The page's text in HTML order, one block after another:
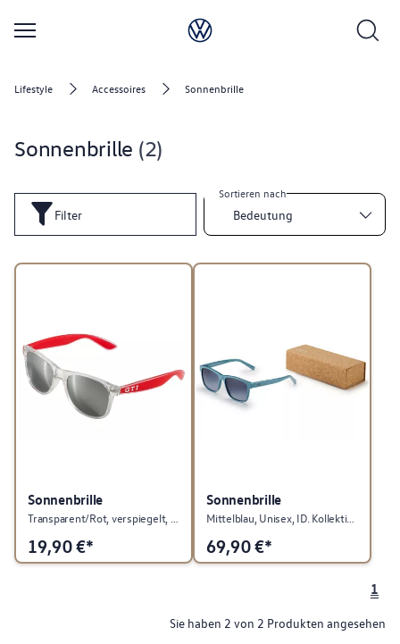
Lifestyle Accessoires Sonnenbrille
Sonnenbrille 2
Filter
Sortieren nach
Bedeutung
Sonnenbrille
Transparent/Rot, verspiegelt, UV 400, GTI Kollektion
19,90€*
Sonnenbrille
Mittelblau, Unisex, ID. Kollektion
69,90€*
1
Sie haben 2 von 2 Produkten angesehen